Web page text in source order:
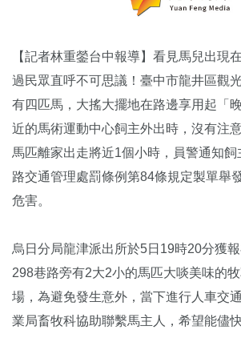
【記者林重鎣台中報導】看見馬兒出現
過民眾直呼不可思議！臺中市龍井區觀
有四匹馬，大搖大擺地在路邊享用起「
近的馬術運動中心飼主外出時，沒有注
馬匹離家出走將近1個小時，員警通知飼
路交通管理處罰條例第84條規定製單舉
危害。
烏日分局龍津派出所於5日19時20分獲
298巷路旁有2大2小的馬匹大啖美味的
場，為避免發生意外，當下進行人車交
業局畜牧科協助聯繫馬主人，希望能儘快